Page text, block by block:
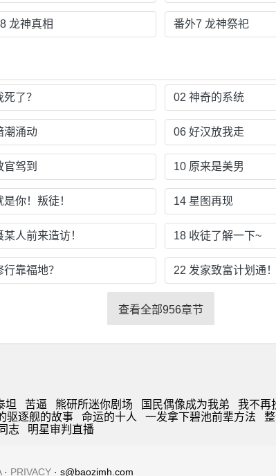
龙神真相 番外7 龙神祭祀
了？ 02 神奇的系统
潮涌动 06 好汉放我走
官驾到 10 原来是美男
是你！叛徒！ 14 星图再现
某人前来造访！ 18 收徒了解一下~
行靠福地？ 22 发家致富计划通！
查看全部956章节
坦 苦逼 熊研所迷你剧场 国民偶像成为我弟 我不再
驱逐舰的故事 命运的十人 一发拿下碧池前辈方法
志 明星审判直播
· PRIVACY · s@baozimh.com